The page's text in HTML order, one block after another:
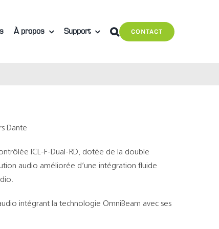
À propos Support CONTACT
Dante
ICL-F-Dual-RD, dotée de la double
audio améliorée d’une intégration fluide
intégrant la technologie OmniBeam avec ses